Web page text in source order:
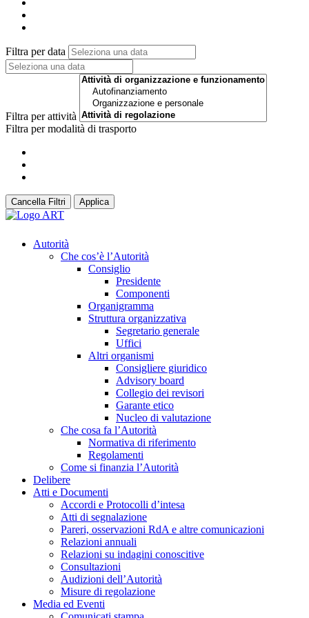
Filtra per data
Filtra per attività
Filtra per modalità di trasporto
Cancella Filtri Applica
Autorità
Che cos’è l’Autorità
Consiglio
Presidente
Componenti
Organigramma
Struttura organizzativa
Segretario generale
Uffici
Altri organismi
Consigliere giuridico
Advisory board
Collegio dei revisori
Garante etico
Nucleo di valutazione
Che cosa fa l’Autorità
Normativa di riferimento
Regolamenti
Come si finanzia l’Autorità
Delibere
Atti e Documenti
Accordi e Protocolli d’intesa
Atti di segnalazione
Pareri, osservazioni RdA e altre comunicazioni
Relazioni annuali
Relazioni su indagini conoscitive
Consultazioni
Audizioni dell’Autorità
Misure di regolazione
Media ed Eventi